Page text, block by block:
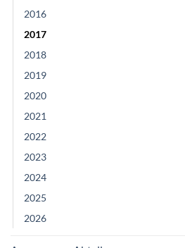
2016
2017
2018
2019
2020
2021
2022
2023
2024
2025
2026